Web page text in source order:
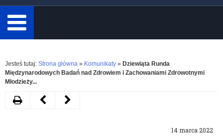
minimum
3
znaki.
Rozwiń
Jesteś tutaj: Strona główna » Komunikaty » Dziewiąta Runda
Międzynarodowych Badań nad Zdrowiem i Zachowaniami Zdrowotnymi
Młodzieży...
14 marca 2022
DrukujNastępnyPoprzedni